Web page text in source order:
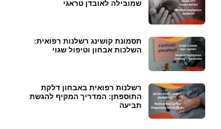
שמובילה לאובדן טראגי
תסמונת קושינג רשלנות רפואית:
השלכות אבחון וטיפול שגוי
רשלנות רפואית באבחון דלקת
התוספתן: המדריך המקיף להגשת
תביעה